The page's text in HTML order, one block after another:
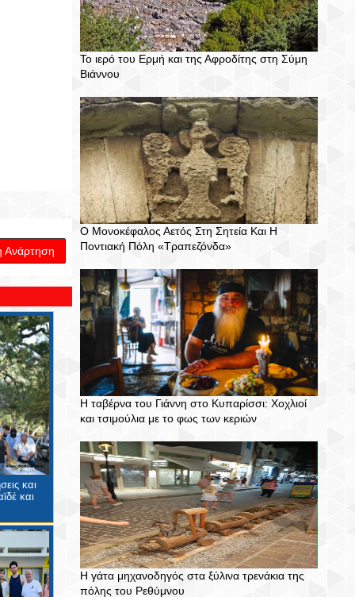
Ανάρτηση
και
και
Το ιερό του Ερμή και της Αφροδίτης στη Σύμη
Βιάννου
Ο Μονοκέφαλος Αετός Στη Σητεία Και Η
Ποντιακή Πόλη «Τραπεζόνδα»
Η ταβέρνα του Γιάννη στο Κυπαρίσσι: Χοχλιοί
και τσιμούλια με το φως των κεριών
Η γάτα μηχανοδηγός στα ξύλινα τρενάκια της
πόλης του Ρεθύμνου